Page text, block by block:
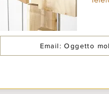
Email: Oggetto